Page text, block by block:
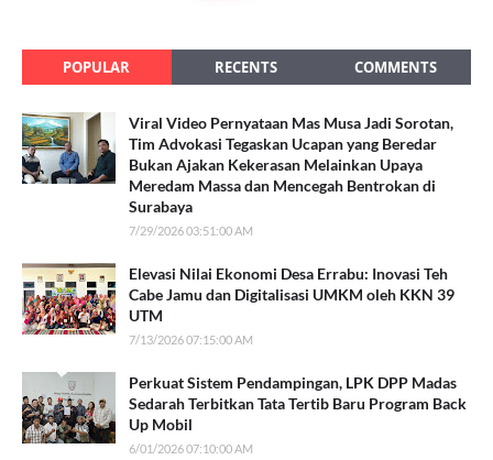
POPULAR RECENTS COMMENTS
Viral Video Pernyataan Mas Musa Jadi Sorotan,
Tim Advokasi Tegaskan Ucapan yang Beredar
Bukan Ajakan Kekerasan Melainkan Upaya
Meredam Massa dan Mencegah Bentrokan di
Surabaya
7/29/2026 03:51:00 AM
Elevasi Nilai Ekonomi Desa Errabu: Inovasi Teh
Cabe Jamu dan Digitalisasi UMKM oleh KKN 39
UTM
7/13/2026 07:15:00 AM
Perkuat Sistem Pendampingan, LPK DPP Madas
Sedarah Terbitkan Tata Tertib Baru Program Back
Up Mobil
6/01/2026 07:10:00 AM